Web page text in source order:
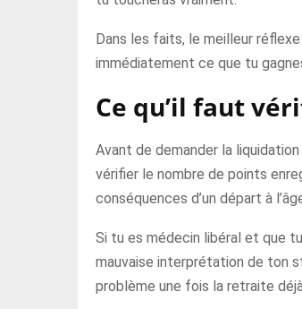
Dans les faits, le meilleur
immédiatement ce que tu
Ce qu’il faut
Avant de demander la
vérifier le nombre de points
conséquences d’un départ à
Si tu es médecin libéral et que
mauvaise interprétation de ton
problème une fois la retraite